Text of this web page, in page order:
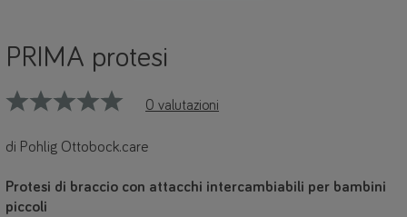
PRIMA protesi
0 valutazioni
di Pohlig Ottobock.care
Protesi di braccio con attacchi intercambiabili per bambini
piccoli